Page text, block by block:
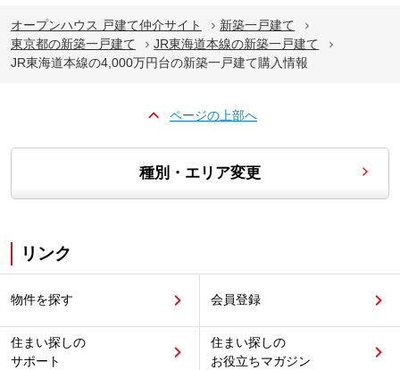
オープンハウス 戸建て仲介サイト
新築一戸建て
東京都の新築一戸建て
JR東海道本線の新築一戸建て
JR東海道本線の4,000万円台の新築一戸建て購入情報
ページの上部へ
種別・エリア変更
リンク
物件を探す 会員登録
住まい探しの
サポート
住まい探しの
お役立ちマガジン